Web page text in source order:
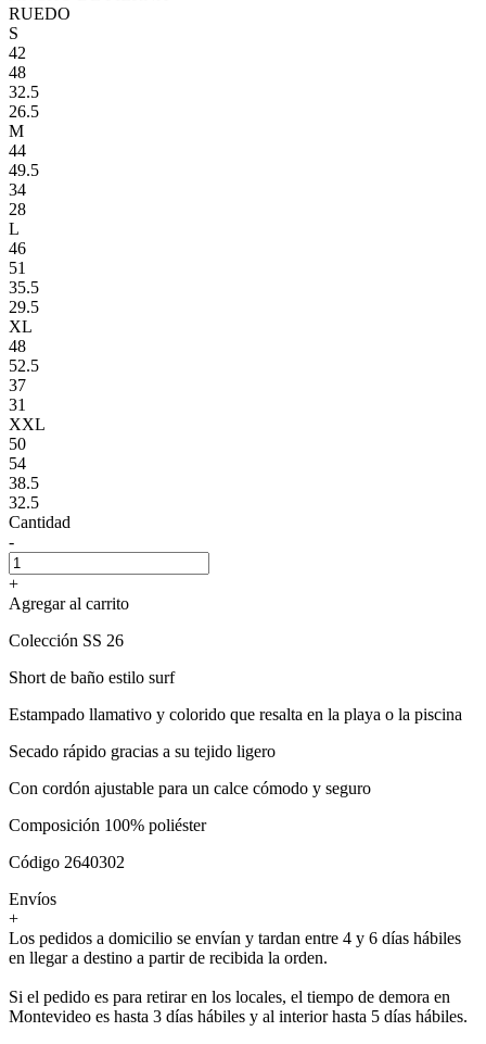
RUEDO
S
42
48
32.5
26.5
M
44
49.5
34
28
L
46
51
35.5
29.5
XL
48
52.5
37
31
XXL
50
54
38.5
32.5
Cantidad
-
+
Agregar al carrito
Colección SS 26
Short de baño estilo surf
Estampado llamativo y colorido que resalta en la playa o la piscina
Secado rápido gracias a su tejido ligero
Con cordón ajustable para un calce cómodo y seguro
Composición 100% poliéster
Código 2640302
Envíos
+
Los pedidos a domicilio se envían y tardan entre 4 y 6 días hábiles
en llegar a destino a partir de recibida la orden.
Si el pedido es para retirar en los locales, el tiempo de demora en
Montevideo es hasta 3 días hábiles y al interior hasta 5 días hábiles.